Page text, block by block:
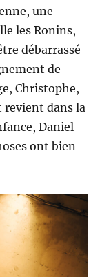
une
les Ronins,
débarrassé
de
Christophe,
revient dans la
Daniel
ont bien